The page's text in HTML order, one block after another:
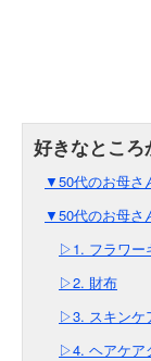
▼50代のお母さ
▼50代のお母さ
▷1. フラワー
▷2. 財布
▷3. スキンケ
▷4. ヘアケア